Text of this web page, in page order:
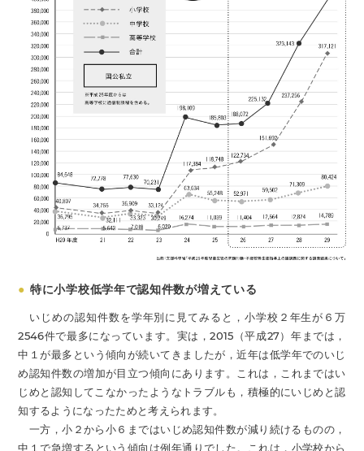
● 特に小学校低学年で認知件数が増えている
いじめの認知件数を学年別に見てみると，小学校２年生が６万
2546件で最多になっています。実は，2015（平成27）年までは，
中１が最多という傾向が続いてきましたが，近年は低学年でのいじ
め認知件数の増加が目立つ傾向にあります。これは，これまではい
じめと認知してこなかったようなトラブルも，積極的にいじめと認
知するようになったためと考えられます。
一方，小２から小６まではいじめ認知件数が減り続けるものの，
中１で急増するという傾向は例年通りでした。これは，小学校から